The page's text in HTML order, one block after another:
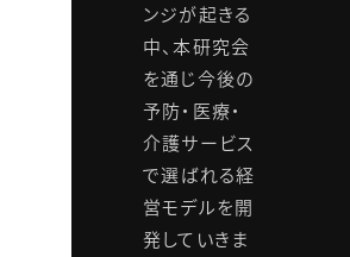
ンジが起きる
中、本研究会
を通じ今後の
予防・医療・
介護サービス
で選ばれる経
営モデルを開
発していきま